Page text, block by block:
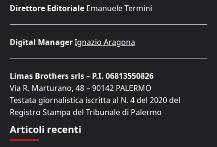
Direttore Editoriale Emanuele Termini
Digital ManagerIgnazio Aragona
Limas Brothers srls – P.I. 06813550826
Via R. Marturano, 48 – 90142 PALERMO
Testata giornalistica iscritta al N. 4 del 2020 del
Registro Stampa del Tribunale di Palermo
Articoli recenti